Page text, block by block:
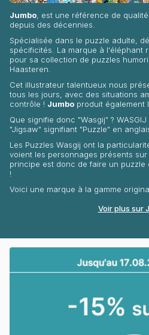
Jumbo, est une référence de
depuis des décennies.
Spécialisée dans le puzzle adulte,
spécificités. La marque à l'éléphant
pour sa collection de puzzles
Haasteren.
Cet illustrateur talentueux nous
tous les jours, avec des situations
contrôle ! Jumbo produit également
Que signifie donc "Wasgij" ?
"Jigsaw" signifiant "Puzzle" en
Les Puzzles Wasgij ont la
voient les personnages présents
principe est donc de faire un puzzle
!
Voici une marque à la gamme
Voir plus sur